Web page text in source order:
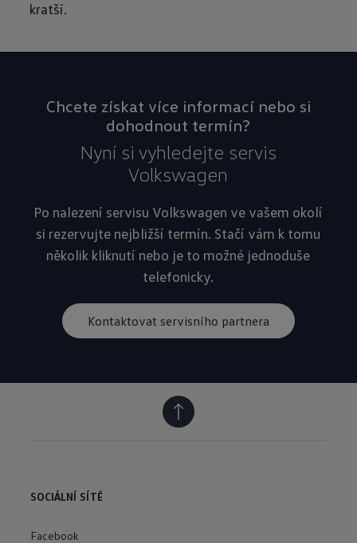
kratší.
Chcete získat více informací nebo si
dohodnout termín?
Nyní si vyhledejte servis
Volkswagen
Po nalezení servisu Volkswagen ve vašem okolí
si rezervujte nejbližší termín. Stačí vám k tomu
několik kliknutí nebo je to možné jednoduše
telefonicky.
Kontaktovat servisního partnera
SOCIÁLNÍ SÍTĚ
Facebook